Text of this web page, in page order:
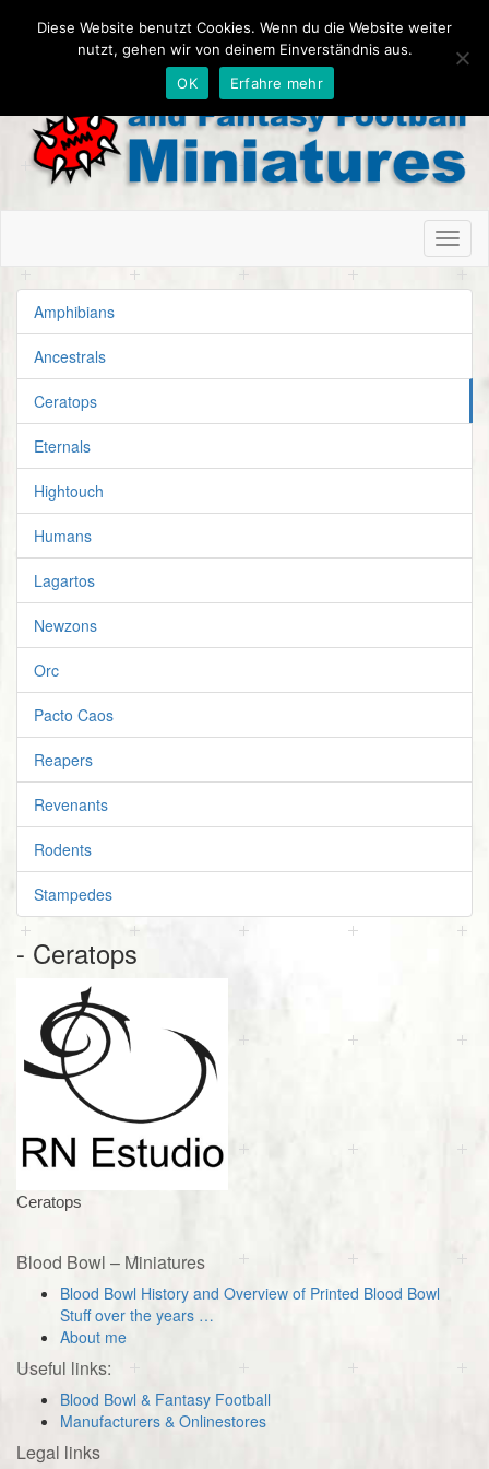
Amphibians
Ancestrals
Ceratops
Eternals
Hightouch
Humans
Lagartos
Newzons
Orc
Pacto Caos
Reapers
Revenants
Rodents
Stampedes
- Ceratops
Ceratops
Blood Bowl – Miniatures
Blood Bowl History and Overview of Printed Blood Bowl
Stuff over the years …
About me
Useful links:
Blood Bowl & Fantasy Football
Manufacturers & Onlinestores
Legal links
Diese Website benutzt Cookies. Wenn du die Website weiter
nutzt, gehen wir von deinem Einverständnis aus.
OK
Erfahre mehr